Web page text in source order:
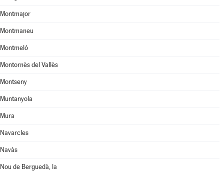
Montmajor
Montmaneu
Montmeló
Montornès del Vallès
Montseny
Muntanyola
Mura
Navarcles
Navàs
Nou de Berguedà, la